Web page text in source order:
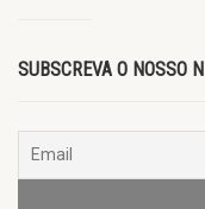
SUBSCREVA O NOSSO